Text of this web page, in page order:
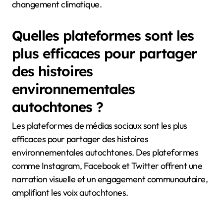
changement climatique.
Quelles plateformes sont les
plus efficaces pour partager
des histoires
environnementales
autochtones ?
Les plateformes de médias sociaux sont les plus
efficaces pour partager des histoires
environnementales autochtones. Des plateformes
comme Instagram, Facebook et Twitter offrent une
narration visuelle et un engagement communautaire,
amplifiant les voix autochtones.